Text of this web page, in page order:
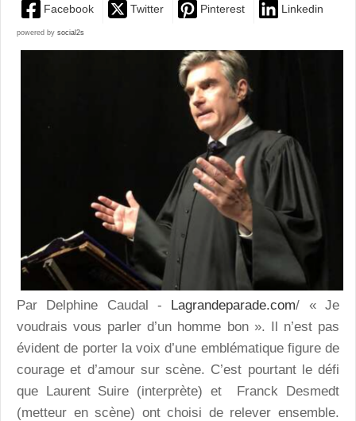
Facebook Twitter Pinterest Linkedin
powered by social2s
Par Delphine Caudal - Lagrandeparade.com/ « Je
voudrais vous parler d’un homme bon ». Il n’est pas
évident de porter la voix d’une emblématique figure de
courage et d’amour sur scène. C’est pourtant le défi
que Laurent Suire (interprète) et Franck Desmedt
(metteur en scène) ont choisi de relever ensemble.